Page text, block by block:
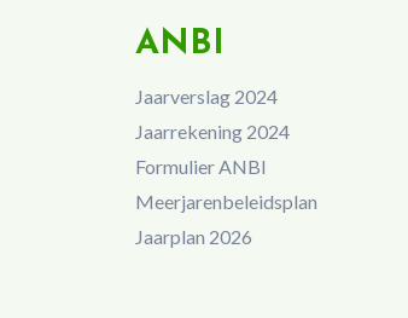
ANBI
Jaarverslag 2024
Jaarrekening 2024
Formulier ANBI
Meerjarenbeleidsplan
Jaarplan 2026